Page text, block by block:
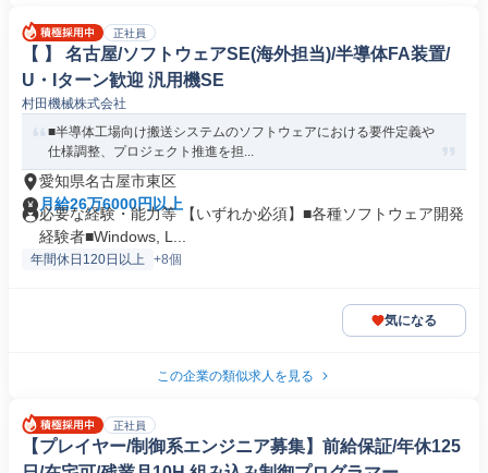
正社員
【 】 名古屋/ソフトウェアSE(海外担当)/半導体FA装置/
U・Iターン歓迎 汎用機SE
村田機械株式会社
■半導体工場向け搬送システムのソフトウェアにおける要件定義や
仕様調整、プロジェクト推進を担...
愛知県名古屋市東区
月給26万6000円以上
必要な経験・能力等 【いずれか必須】■各種ソフトウェア開発
経験者■Windows, L...
年間休日120日以上 +8個
気になる
この企業の類似求人を見る
正社員
【プレイヤー/制御系エンジニア募集】前給保証/年休125